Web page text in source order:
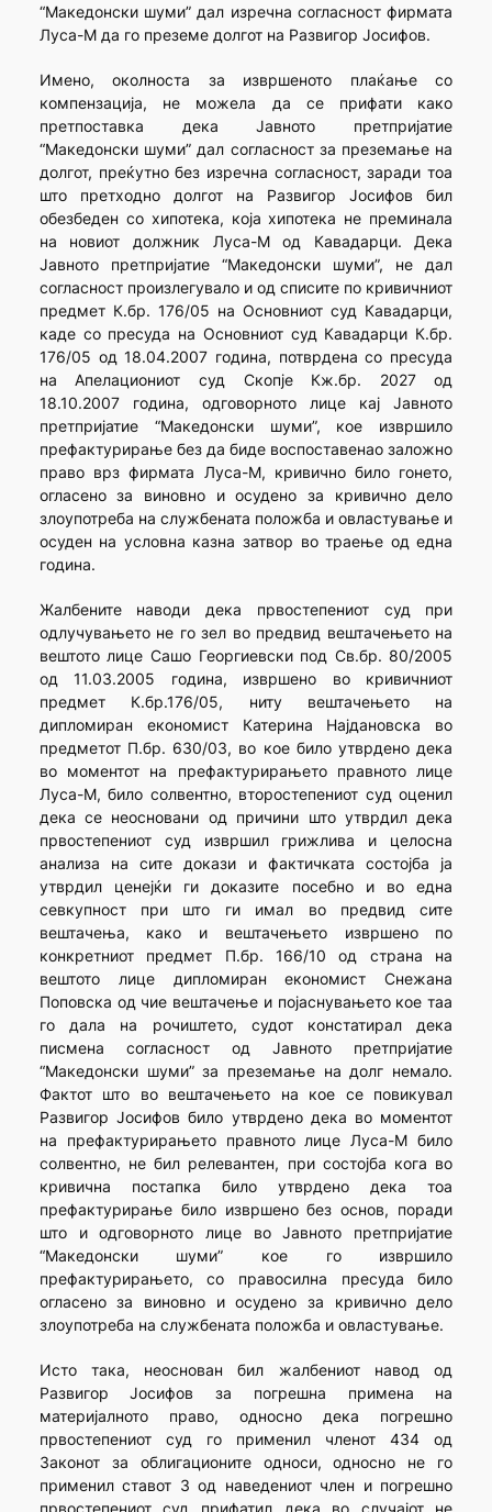
“Македонски шуми” дал изречна согласност фирмата
Луса-М да го преземе долгот на Развигор Јосифов.
Имено, околноста за извршеното плаќање со
компензација, не можела да се прифати како
претпоставка дека Јавното претпријатие
“Македонски шуми” дал согласност за преземање на
долгот, преќутно без изречна согласност, заради тоа
што претходно долгот на Развигор Јосифов бил
обезбеден со хипотека, која хипотека не преминала
на новиот должник Луса-М од Кавадарци. Дека
Јавното претпријатие “Македонски шуми”, не дал
согласност произлегувало и од списите по кривичниот
предмет К.бр. 176/05 на Основниот суд Кавадарци,
каде со пресуда на Основниот суд Кавадарци К.бр.
176/05 од 18.04.2007 година, потврдена со пресуда
на Апелациониот суд Скопје Кж.бр. 2027 од
18.10.2007 година, одговорното лице кај Јавното
претпријатие “Македонски шуми”, кое извршило
префактурирање без да биде воспоставенао заложно
право врз фирмата Луса-М, кривично било гонето,
огласено за виновно и осудено за кривично дело
злоупотреба на службената положба и овластување и
осуден на условна казна затвор во траење од една
година.
Жалбените наводи дека првостепениот суд при
одлучувањето не го зел во предвид вештачењето на
вештото лице Сашо Георгиевски под Св.бр. 80/2005
од 11.03.2005 година, извршено во кривичниот
предмет К.бр.176/05, ниту вештачењето на
дипломиран економист Катерина Најдановска во
предметот П.бр. 630/03, во кое било утврдено дека
во моментот на префактурирањето правното лице
Луса-М, било солвентно, второстепениот суд оценил
дека се неосновани од причини што утврдил дека
првостепениот суд извршил грижлива и целосна
анализа на сите докази и фактичката состојба ја
утврдил ценејќи ги доказите посебно и во една
севкупност при што ги имал во предвид сите
вештачења, како и вештачењето извршено по
конкретниот предмет П.бр. 166/10 од страна на
вештото лице дипломиран економист Снежана
Поповска од чие вештачење и појаснувањето кое таа
го дала на рочиштето, судот констатирал дека
писмена согласност од Јавното претпријатие
“Македонски шуми” за преземање на долг немало.
Фактот што во вештачењето на кое се повикувал
Развигор Јосифов било утврдено дека во моментот
на префактурирањето правното лице Луса-М било
солвентно, не бил релевантен, при состојба кога во
кривична постапка било утврдено дека тоа
префактурирање било извршено без основ, поради
што и одговорното лице во Јавното претпријатие
“Македонски шуми” кое го извршило
префактурирањето, со правосилна пресуда било
огласено за виновно и осудено за кривично дело
злоупотреба на службената положба и овластување.
Исто така, неоснован бил жалбениот навод од
Развигор Јосифов за погрешна примена на
материјалното право, односно дека погрешно
првостепениот суд го применил членот 434 од
Законот за облигационите односи, односно не го
применил ставот 3 од наведениот член и погрешно